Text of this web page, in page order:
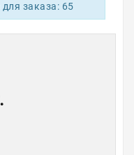
заказа: 65